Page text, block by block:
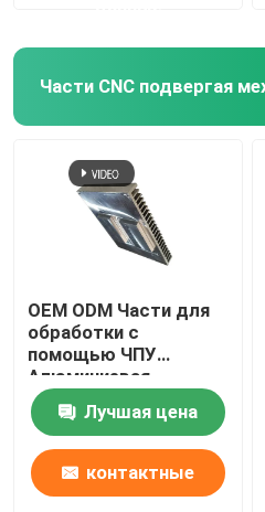
OEM ODM Части для
обработки с
помощью ЧПУ
Алюминиевая
экструзионная
тепловая раковина
Лучшая цена
контактные